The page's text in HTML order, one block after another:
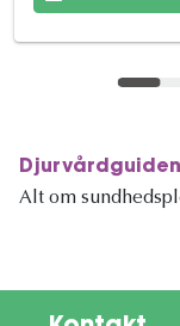
Djurvårdguiden
Alt om